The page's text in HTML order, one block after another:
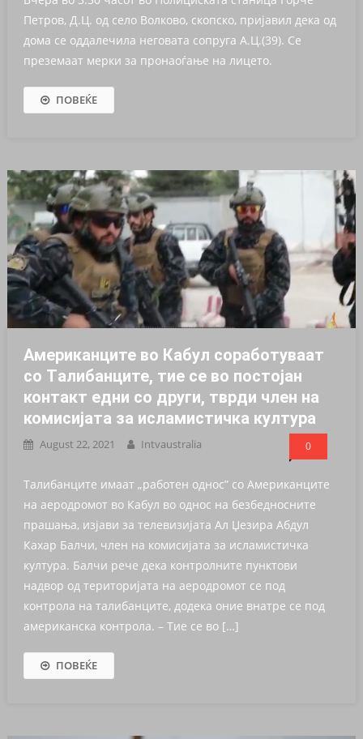
Петров, Д.Ц. од село Волково, скопско, пријавил дека од
дома се оддалечила неговата сопруга А.Ц.(39). Се
преземаат мерки за пронаоѓање на лицето.
ПОВЕЌЕ
Американците во Кабул соработуваат
со Tалибанците, тие се во постојан
контакт едни со други, тврди член на
комисијата за исламистичка култура
August 22, 2021 Intvaustralia 0
Талибанците имаат „работен однос” со Американците
на аеродромот во Кабул во однос на безбедносните
прашања, изјави за телевизијата Ал Џезира Абдул
Кахар Балчи, член на комисијата за исламистичка
култура. Балчи рече дека контролните пунктови
надвор од територијата на аеродромот се под
контрола на талибанците, додека оние внатре се под
американска контрола. – Тие се во […]
ПОВЕЌЕ